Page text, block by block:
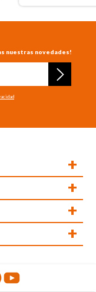
nuestras novedades!
+
+
+
+